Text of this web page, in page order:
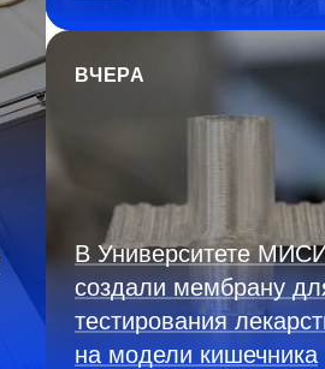
ВЧЕРА
В Университете
создали мембрану
тестирования
на модели кишечника